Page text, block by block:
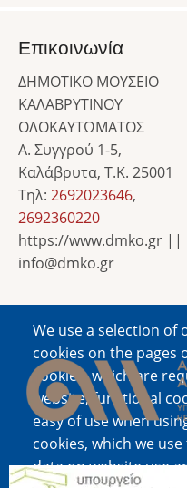
We use a selection
cookies on the pages
cookies, which are
website; functional
easy of use when
cookies, which we
data on website use
Επικοινωνία
ΔΗΜΟΤΙΚΟ ΜΟΥΣΕΙΟ
ΚΑΛΑΒΡΥΤΙΝΟΥ
ΟΛΟΚΑΥΤΩΜΑΤΟΣ
Α. Συγγρού 1-5,
Καλάβρυτα, Τ.Κ. 25001
Τηλ: 2692023646,
2692360220
https://www.dmko.gr ||
info@dmko.gr
Image
Image